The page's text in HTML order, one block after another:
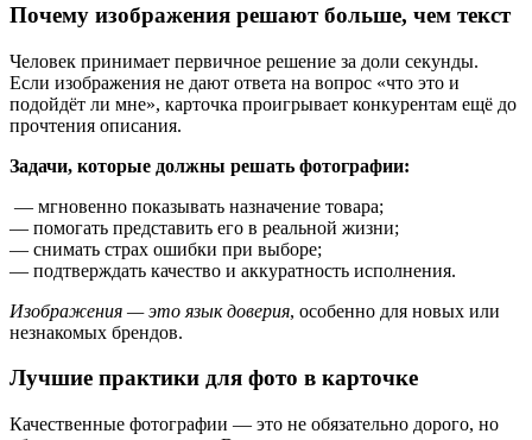
Почему изображения решают больше, чем текст
Человек принимает первичное решение за доли секунды.
Если изображения не дают ответа на вопрос «что это и
подойдёт ли мне», карточка проигрывает конкурентам ещё до
прочтения описания.
Задачи, которые должны решать фотографии:
— мгновенно показывать назначение товара;
— помогать представить его в реальной жизни;
— снимать страх ошибки при выборе;
— подтверждать качество и аккуратность исполнения.
Изображения — это язык доверия, особенно для новых или
незнакомых брендов.
Лучшие практики для фото в карточке
Качественные фотографии — это не обязательно дорого, но